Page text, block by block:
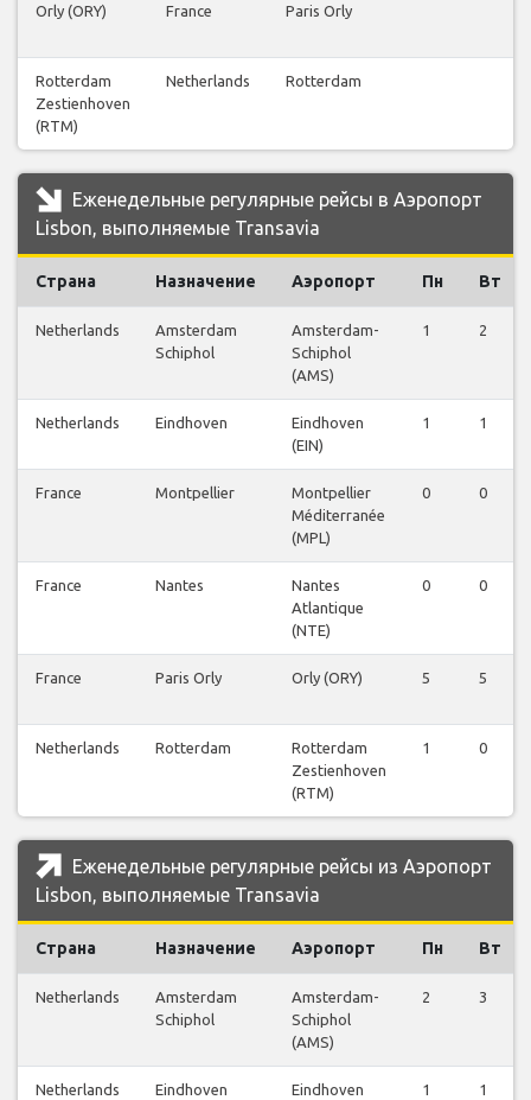
Orly (ORY) France Paris Orly
Rotterdam
Zestienhoven
(RTM)
Netherlands Rotterdam
Еженедельные регулярные рейсы в Аэропорт
Lisbon, выполняемые Transavia
Страна Назначение Аэропорт Пн Вт
Netherlands
Amsterdam
Schiphol
Amsterdam-
Schiphol
(AMS)
1 2
Netherlands Eindhoven
Eindhoven
(EIN)
1 1
France Montpellier
Montpellier
Méditerranée
(MPL)
0 0
France Nantes
Nantes
Atlantique
(NTE)
0 0
France Paris Orly Orly (ORY) 5 5
Netherlands Rotterdam
Rotterdam
Zestienhoven
(RTM)
1 0
Еженедельные регулярные рейсы из Аэропорт
Lisbon, выполняемые Transavia
Страна Назначение Аэропорт Пн Вт
Netherlands
Amsterdam
Schiphol
Amsterdam-
Schiphol
(AMS)
2 3
Netherlands Eindhoven
Eindhoven
1 1